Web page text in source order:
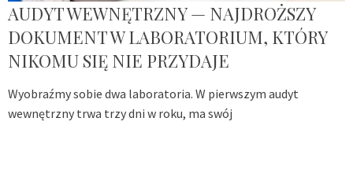
AUDYT WEWNĘTRZNY — NAJDROŻSZY
DOKUMENT W LABORATORIUM, KTÓRY
NIKOMU SIĘ NIE PRZYDAJE
Wyobraźmy sobie dwa laboratoria. W pierwszym audyt
wewnętrzny trwa trzy dni w roku, ma swój